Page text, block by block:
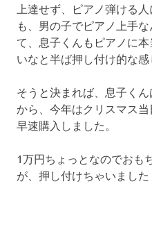
上達せず、ピアノ弾ける
も、男の子でピアノ上手
て、息子くんもピアノに本
いなと半ば押し付け的な
そうと決まれば、息子く
から、今年はクリスマス
早速購入しました。
1万円ちょっとなのでおも
が、押し付けちゃいました